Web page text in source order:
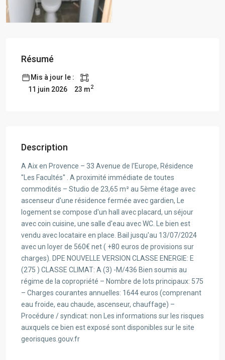
Résumé
Mis à jour le :
11 juin 2026
23 m2
Description
A Aix en Provence – 33 Avenue de l'Europe, Résidence
''Les Facultés'' . A proximité immédiate de toutes
commodités – Studio de 23,65 m² au 5ème étage avec
ascenseur d'une résidence fermée avec gardien, Le
logement se compose d'un hall avec placard, un séjour
avec coin cuisine, une salle d'eau avec WC. Le bien est
vendu avec locataire en place. Bail jusqu'au 13/07/2024
avec un loyer de 560€ net ( +80 euros de provisions sur
charges). DPE NOUVELLE VERSION CLASSE ENERGIE: E
(275 ) CLASSE CLIMAT: A (3) -M/436 Bien soumis au
régime de la copropriété – Nombre de lots principaux: 575
– Charges courantes annuelles: 1644 euros (comprenant
eau froide, eau chaude, ascenseur, chauffage) –
Procédure / syndicat: non Les informations sur les risques
auxquels ce bien est exposé sont disponibles sur le site
georisques.gouv.fr